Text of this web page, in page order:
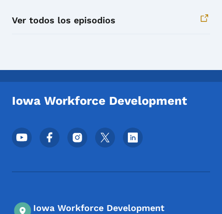
Ver todos los episodios
Iowa Workforce Development
Menú de redes sociales del pie de página
Iowa Workforce Development